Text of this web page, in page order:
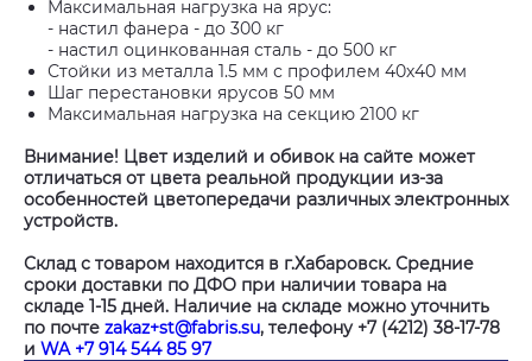
Максимальная нагрузка на ярус:
- настил фанера - до 300 кг
- настил оцинкованная сталь - до 500 кг
Стойки из металла 1.5 мм с профилем 40х40 мм
Шаг перестановки ярусов 50 мм
Максимальная нагрузка на секцию 2100 кг
Внимание! Цвет изделий и обивок на сайте может
отличаться от цвета реальной продукции из-за
особенностей цветопередачи различных электронных
устройств.
Склад с товаром находится в г.Хабаровск. Средние
сроки доставки по ДФО при наличии товара на
складе 1-15 дней. Наличие на складе можно уточнить
по почте zakaz+st@fabris.su, телефону +7 (4212) 38-17-78
и WA +7 914 544 85 97